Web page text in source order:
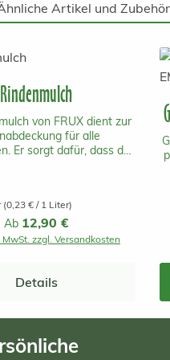
Artikel und Zubehör
überspringen
Rindenmulch
von FRUX dient zur
für alle
Er sorgt dafür, dass der
und durchlüftet bleibt.
Teilchen sind bei der
0-15mm groß. Ein Sack
für bis zu 1.6 m2.
(0,23 € / 1 Liter)
Regulärer Preis:
Ab 12,90 €
MwSt. zzgl. Versandkosten
Details